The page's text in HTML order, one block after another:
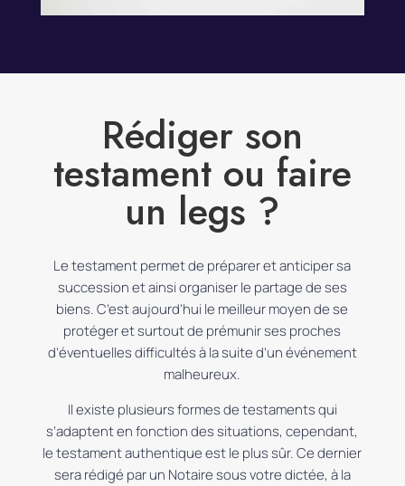
Rédiger son
testament ou faire
un legs ?
Le testament permet de préparer et anticiper sa
succession et ainsi organiser le partage de ses
biens. C’est aujourd’hui le meilleur moyen de se
protéger et surtout de prémunir ses proches
d’éventuelles difficultés à la suite d’un événement
malheureux.
Il existe plusieurs formes de testaments qui
s’adaptent en fonction des situations, cependant,
le testament authentique est le plus sûr. Ce dernier
sera rédigé par un Notaire sous votre dictée, à la